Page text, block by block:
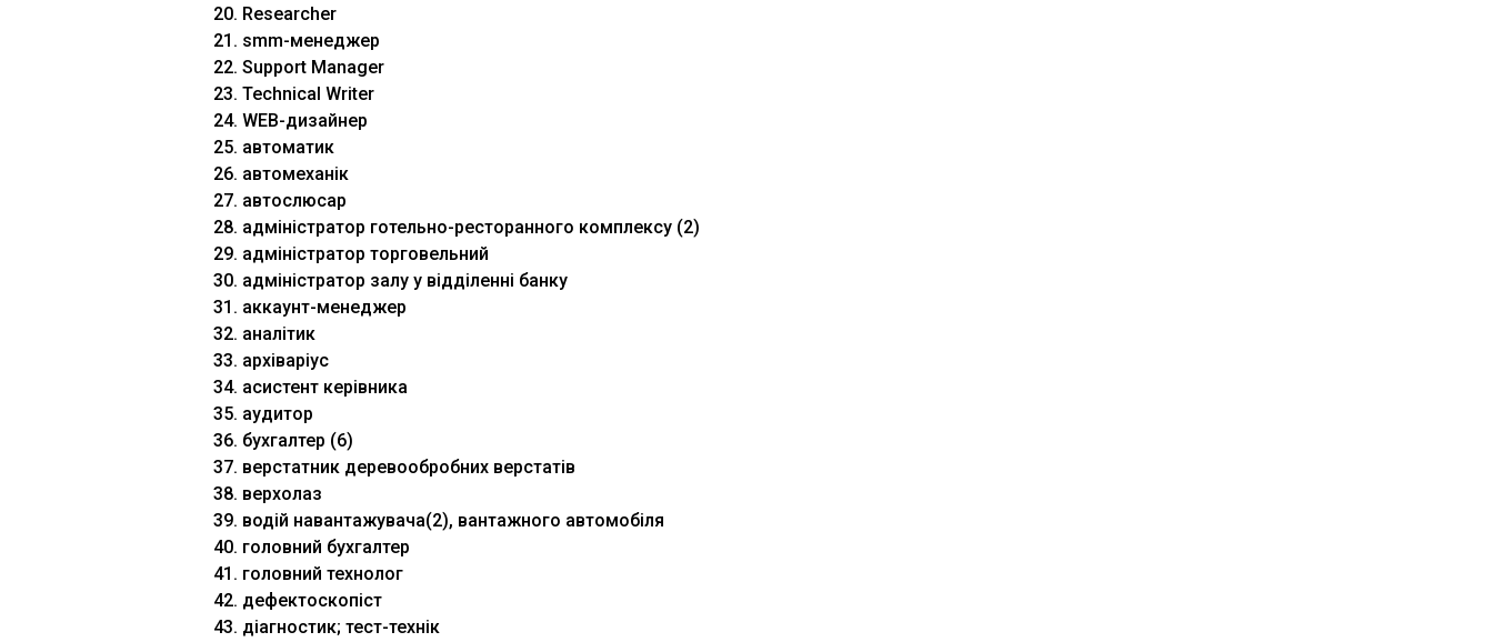
20. Researcher
21. smm-менеджер
22. Support Manager
23. Technical Writer
24. WEB-дизайнер
25. автоматик
26. автомеханік
27. автослюсар
28. адміністратор готельно-ресторанного комплексу (2)
29. адміністратор торговельний
30. адміністратор залу у відділенні банку
31. аккаунт-менеджер
32. аналітик
33. архіваріус
34. асистент керівника
35. аудитор
36. бухгалтер (6)
37. верстатник деревообробних верстатів
38. верхолаз
39. водій навантажувача(2), вантажного автомобіля
40. головний бухгалтер
41. головний технолог
42. дефектоскопіст
43. діагностик; тест-технік